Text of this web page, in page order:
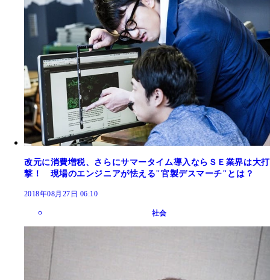
改元に消費増税、さらにサマータイム導入ならＳＥ業界は大打
撃！ 現場のエンジニアが怯える"官製デスマーチ"とは？
2018年08月27日 06:10
社会